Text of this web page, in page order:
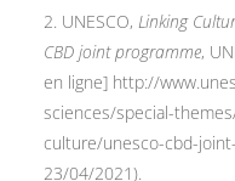
2. UNESCO, Linking
CBD joint programme,
en ligne] http://
sciences/special-
culture/unesco-cbd-
23/04/2021).